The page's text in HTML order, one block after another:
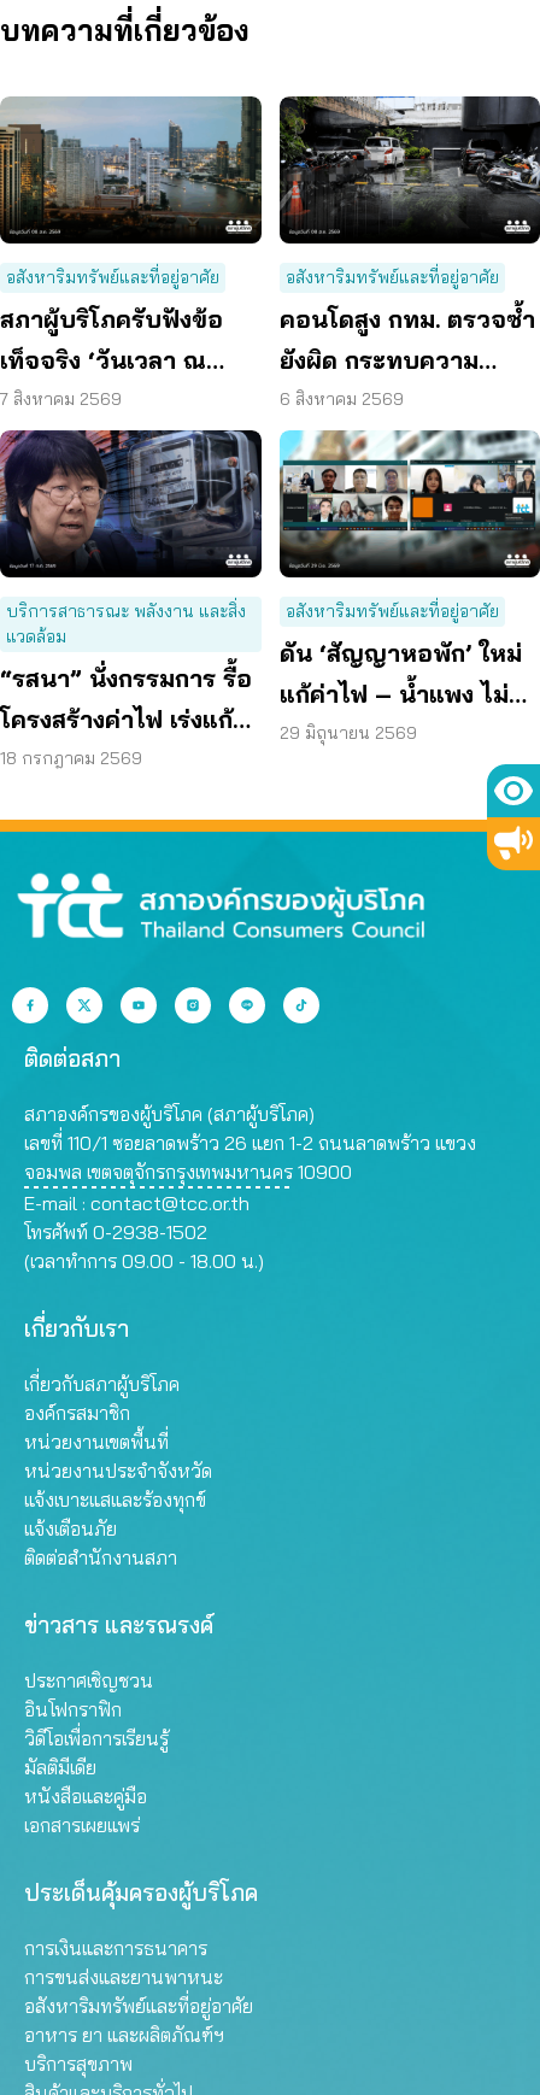
บทความที่เกี่ยวข้อง
อสังหาริมทรัพย์และที่อยู่อาศัย
สภาผู้บริโภครับฟังข้อ
เท็จจริง ‘วันเวลา ณ
เจ้าพระยา’ ยืนยันมีถนน
6 ม. รอบอาคาร
7 สิงหาคม 2569
อสังหาริมทรัพย์และที่อยู่อาศัย
คอนโดสูง กทม. ตรวจซ้ำ
ยังผิด กระทบความ
ปลอดภัย
6 สิงหาคม 2569
บริการสาธารณะ พลังงาน และสิ่ง
แวดล้อม
“รสนา” นั่งกรรมการ รื้อ
โครงสร้างค่าไฟ เร่งแก้
ต้นเหตุพลังงานแพง
18 กรกฎาคม 2569
อสังหาริมทรัพย์และที่อยู่อาศัย
ดัน ‘สัญญาหอพัก’ ใหม่
แก้ค่าไฟ – น้ำแพง ไม่
คืนเงินประกัน
29 มิถุนายน 2569
ติดต่อสภา
สภาองค์กรของผู้บริโภค (สภาผู้บริโภค)
เลขที่ 110/1 ซอยลาดพร้าว 26 แยก 1-2 ถนนลาดพร้าว แขวง
จอมพล เขตจตุจักรกรุงเทพมหานคร 10900
E-mail : contact@tcc.or.th
โทรศัพท์ 0-2938-1502
(เวลาทำการ 09.00 - 18.00 น.)
เกี่ยวกับเรา
เกี่ยวกับสภาผู้บริโภค
องค์กรสมาชิก
หน่วยงานเขตพื้นที่
หน่วยงานประจำจังหวัด
แจ้งเบาะแสและร้องทุกข์
แจ้งเตือนภัย
ติดต่อสำนักงานสภา
ข่าวสาร และรณรงค์
ประกาศเชิญชวน
อินโฟกราฟิก
วิดีโอเพื่อการเรียนรู้
มัลติมีเดีย
หนังสือและคู่มือ
เอกสารเผยแพร่
ประเด็นคุ้มครองผู้บริโภค
การเงินและการธนาคาร
การขนส่งและยานพาหนะ
อสังหาริมทรัพย์และที่อยู่อาศัย
อาหาร ยา และผลิตภัณฑ์ฯ
บริการสุขภาพ